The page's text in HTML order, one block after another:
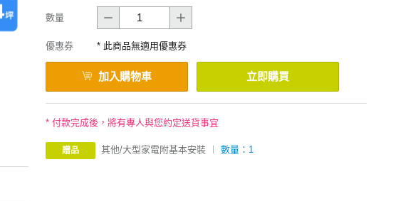
數量
優惠券 * 此商品無適用優惠券
加入購物車 立即購買
* 付款完成後，將有專人與您約定送貨事宜
贈品 其他/大型家電附基本安裝 ︱ 數量：1